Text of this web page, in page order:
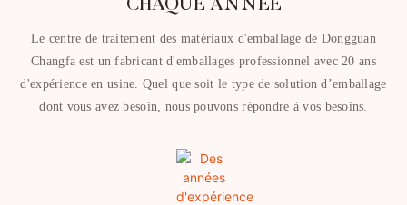
CHAQUE ANNÉE
Le centre de traitement des matériaux d'emballage de Dongguan
Changfa est un fabricant d'emballages professionnel avec 20 ans
d'expérience en usine. Quel que soit le type de solution d’emballage
dont vous avez besoin, nous pouvons répondre à vos besoins.